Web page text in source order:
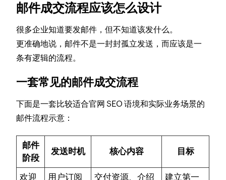
邮件成交流程应该怎么设计
很多企业知道要发邮件，但不知道该发什么。
更准确地说，邮件不是一封封孤立发送，而应该是一
条有逻辑的流程。
一套常见的邮件成交流程
下面是一套比较适合官网 SEO 语境和实际业务场景的
邮件流程示意：
邮件
阶段
发送时机 核心内容 目标
欢迎
用户订阅
交付资源、介绍
建立第一